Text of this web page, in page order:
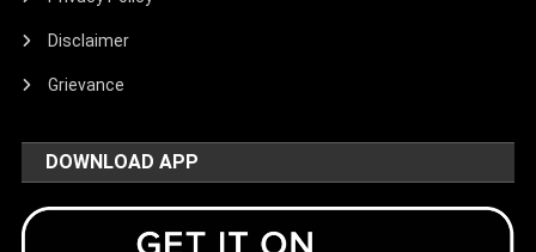
Disclaimer
Grievance
DOWNLOAD APP